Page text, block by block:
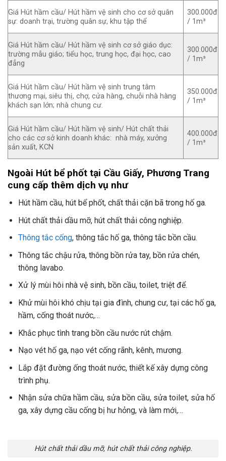
Giá Hút hầm cầu/ Hút hầm vệ sinh cho cơ sở quân
sự: doanh trại, trường quân sự, khu tập thể
300.000đ
/ 1m³
Giá Hút hầm cầu/ Hút hầm vệ sinh cơ sở giáo dục:
trường mẫu giáo; tiểu học, trung học, đại học, cao
đẳng
300.000đ
/ 1m³
Giá Hút hầm cầu/ Hút hầm vệ sinh trung tâm
thương mại, siêu thị, chợ, cửa hàng, chuỗi nhà hàng
khách sạn lớn; nhà chung cư.
350.000đ
/ 1m³
Giá Hút hầm cầu/ Hút hầm vệ sinh/ Hút chất thải
cho các cơ sở kinh doanh khác: nhà máy, xưởng
sản xuất, KCN
400.000đ
/ 1m³
Ngoài Hút bể phốt tại Cầu Giấy, Phương Trang
cung cấp thêm dịch vụ như
Hút hầm cầu, hút bể phốt, chất thải cặn bã trong hố ga.
Hút chất thải dầu mỡ, hút chất thải công nghiệp.
Thông tắc cống, thông tắc hố ga, thông tắc bồn cầu.
Thông tắc chậu rửa, thông bồn rửa tay, bồn rửa chén,
thông lavabo.
Xử lý mùi hôi nhà vệ sinh, bồn cầu, toilet, triệt để.
Khử mùi hôi khó chịu tại gia đình, chung cư, tại các hố ga,
hầm, cống thoát nước,…
Khắc phục tình trang bồn cầu nước rút chậm.
Nạo vét hố ga, nạo vét cống rãnh, kênh, mương.
Lắp đặt đường ống thoát nước, thiết kế xây dựng công
trình phụ.
Nhận sửa chữa hầm cầu, sửa bồn cầu, sửa toilet, sửa hố
ga, xây dựng cầu cống bị hư hỏng, và làm mới,…
Hút chất thải dầu mỡ, hút chất thải công nghiệp.